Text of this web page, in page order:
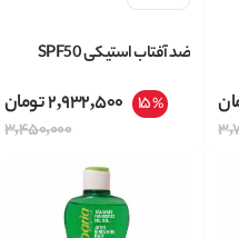
ضد آفتاب استیکی SPF50
های حساس وزن 20 گرم
15%
2,932,500تومان
3,450,000